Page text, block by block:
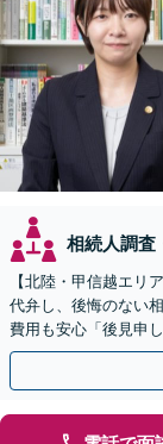
相続人調査
【北陸・甲信越エリ
代弁し、後悔のない
費用も安心「後見申
対処可能」【WEB面